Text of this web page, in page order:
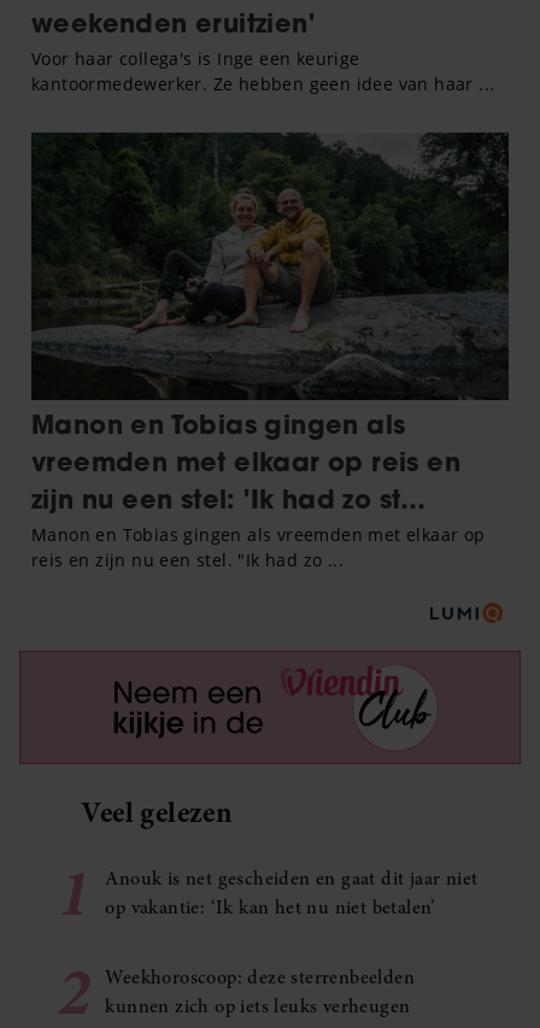
Veel gelezen
1
Anouk is net gescheiden en gaat dit jaar niet
op vakantie: ‘Ik kan het nu niet betalen’
2
Weekhoroscoop: deze sterrenbeelden
kunnen zich op iets leuks verheugen